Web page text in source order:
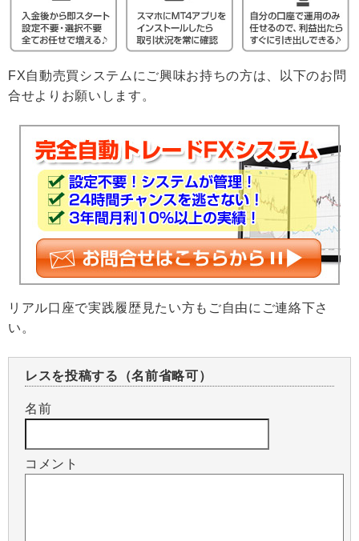
FX自動売買システムにご興味お持ちの方は、以下のお問
合せよりお願いします。
リアル口座で実践履歴見たい方もご自由にご連絡下さ
い。
レスを投稿する（名前省略可）
名前
コメント